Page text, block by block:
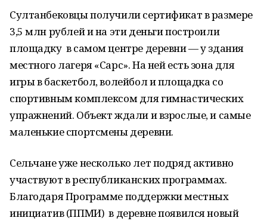
Султанбековцы получили сертификат в размере
3,5 млн рублей и на эти деньги построили
площадку в самом центре деревни — у здания
местного лагеря «Сарс». На ней есть зона для
игры в баскетбол, волейбол и площадка со
спортивным комплексом для гимнастических
упражнений. Объект ждали и взрослые, и самые
маленькие спортсмены деревни.
Сельчане уже несколько лет подряд активно
участвуют в республиканских программах.
Благодаря Программе поддержки местных
инициатив (ППМИ) в деревне появился новый